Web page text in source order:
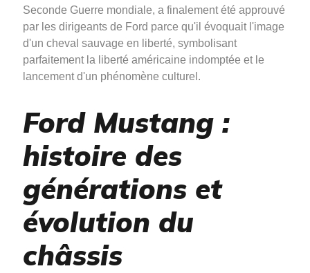
Seconde Guerre mondiale, a finalement été approuvé
par les dirigeants de Ford parce qu'il évoquait l'image
d'un cheval sauvage en liberté, symbolisant
parfaitement la liberté américaine indomptée et le
lancement d'un phénomène culturel.
Ford Mustang :
histoire des
générations et
évolution du
châssis